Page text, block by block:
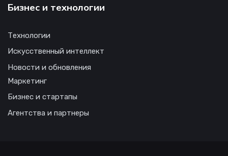
Бизнес и технологии
Технологии
Искусственный интеллект
Новости и обновления
Маркетинг
Бизнес и стартапы
Агентства и партнеры